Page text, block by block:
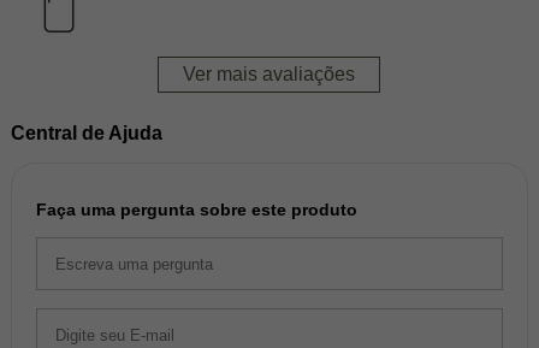
Ver mais avaliações
Central de Ajuda
Faça uma pergunta sobre este produto